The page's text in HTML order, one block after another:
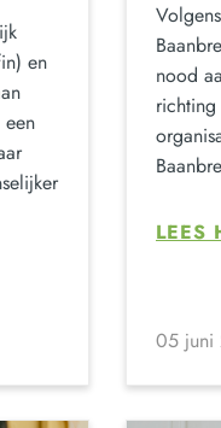
en
nood
LEES
05 juni